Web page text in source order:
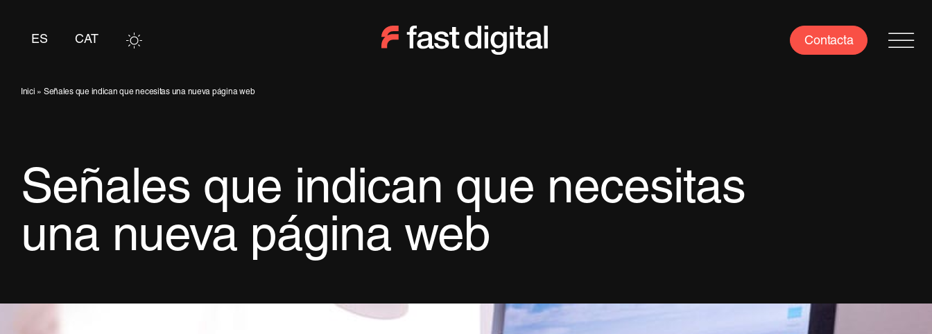
contenido
ES CAT Contacta
Inici » Señales que indican que necesitas una nueva página web
Señales que indican que necesitas
una nueva página web